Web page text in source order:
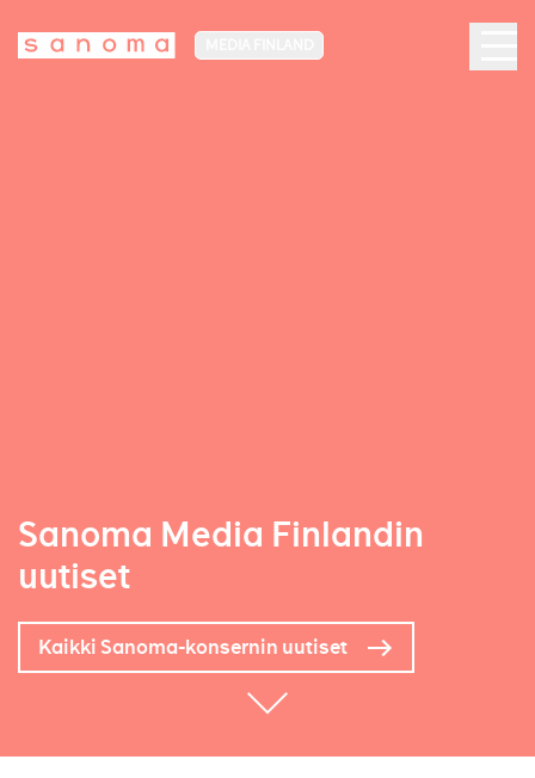
Sanoma Media Finlandin
uutiset
Kaikki Sanoma-konsernin uutiset